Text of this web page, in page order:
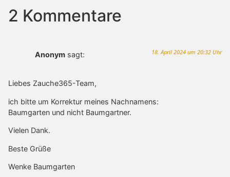
2 Kommentare
Anonym sagt: 18. April 2024 um 20:32 Uhr
Liebes Zauche365-Team,
ich bitte um Korrektur meines Nachnamens:
Baumgarten und nicht Baumgartner.
Vielen Dank.
Beste Grüße
Wenke Baumgarten